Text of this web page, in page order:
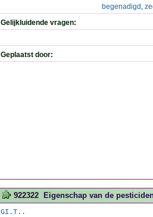
begenadigd ,
Gelijkluidende vragen:
Geplaatst door:
922322 Eigenschap van de
GI.T..